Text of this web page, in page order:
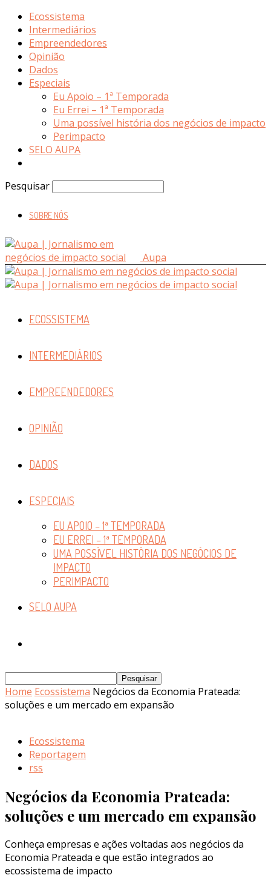
Ecossistema
Intermediários
Empreendedores
Opinião
Dados
Especiais
Eu Apoio – 1ª Temporada
Eu Errei – 1ª Temporada
Uma possível história dos negócios de impacto
Perimpacto
SELO AUPA
Pesquisar
SOBRE NÓS
Aupa
ECOSSISTEMA
INTERMEDIÁRIOS
EMPREENDEDORES
OPINIÃO
DADOS
ESPECIAIS
EU APOIO – 1ª TEMPORADA
EU ERREI – 1ª TEMPORADA
UMA POSSÍVEL HISTÓRIA DOS NEGÓCIOS DE
IMPACTO
PERIMPACTO
SELO AUPA
Home Ecossistema Negócios da Economia Prateada:
soluções e um mercado em expansão
Ecossistema
Reportagem
rss
Negócios da Economia Prateada:
soluções e um mercado em expansão
Conheça empresas e ações voltadas aos negócios da
Economia Prateada e que estão integrados ao
ecossistema de impacto